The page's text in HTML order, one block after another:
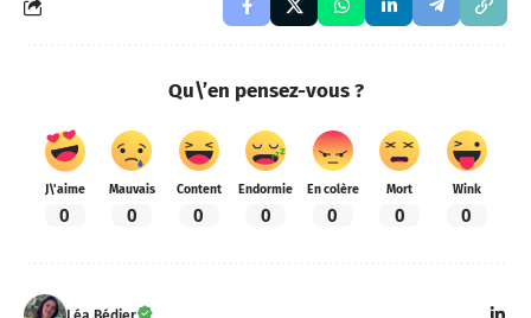
Qu\’en pensez-vous ?
J\'aime
0
Mauvais
0
Content
0
Endormie
0
En colère
0
Mort
0
Wink
0